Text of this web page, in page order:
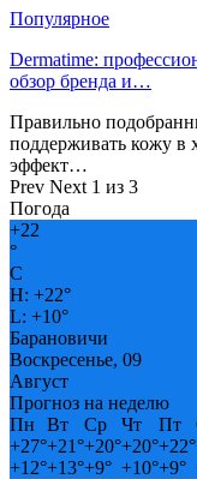
Популярное
Dermatime:
обзор бренда и…
Правильно
поддерживать кожу в
эффект…
Prev Next 1 из 3
Погода
+22
°
C
H: +22°
L: +10°
Барановичи
Воскресенье, 09
Август
Прогноз на неделю
Пн
Вт Ср Чт Пт
+27°+21°+20°+20°+22°
+12°+13°+9° +10°+9°